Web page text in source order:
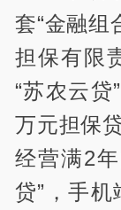
套“金融组
担保有限
“苏农云贷
万元担保
经营满2
贷”，手